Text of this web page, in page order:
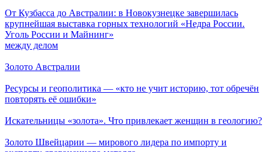
От Кузбасса до Австралии: в Новокузнецке завершилась
крупнейшая выставка горных технологий «Недра России.
Уголь России и Майнинг»
между делом
Золото Австралии
Ресурсы и геополитика — «кто не учит историю, тот обречён
повторять её ошибки»
Искательницы «золота». Что привлекает женщин в геологию?
Золото Швейцарии — мирового лидера по импорту и